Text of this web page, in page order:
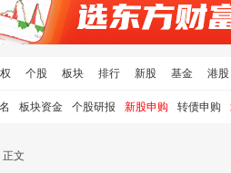
个股 板块 排行 新股 基金 港股
板块资金 个股研报 新股申购 转债申购
正文